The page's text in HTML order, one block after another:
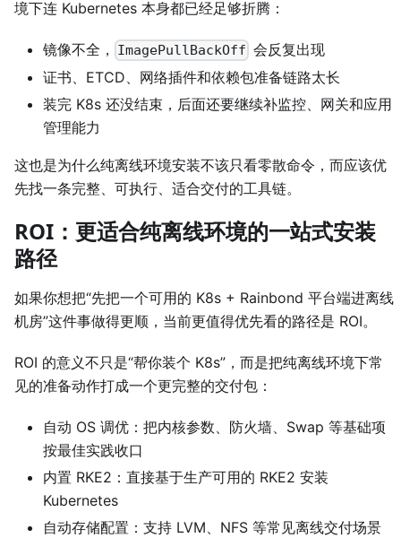
境下连 Kubernetes 本身都已经足够折腾：
镜像不全， ImagePullBackOff 会反复出现
证书、ETCD、网络插件和依赖包准备链路太长
装完 K8s 还没结束，后面还要继续补监控、网关和应用
管理能力
这也是为什么纯离线环境安装不该只看零散命令，而应该优
先找一条完整、可执行、适合交付的工具链。
ROI：更适合纯离线环境的一站式安装
路径
如果你想把“先把一个可用的 K8s + Rainbond 平台端进离线
机房”这件事做得更顺，当前更值得优先看的路径是 ROI。
ROI 的意义不只是“帮你装个 K8s”，而是把纯离线环境下常
见的准备动作打成一个更完整的交付包：
自动 OS 调优：把内核参数、防火墙、Swap 等基础项
按最佳实践收口
内置 RKE2：直接基于生产可用的 RKE2 安装
Kubernetes
自动存储配置：支持 LVM、NFS 等常见离线交付场景